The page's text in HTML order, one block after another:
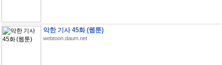
악한 기사 45화 (웹툰)
webtoon.daum.net